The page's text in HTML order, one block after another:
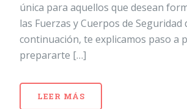
única para aquellos que desean
las Fuerzas y Cuerpos de Seguridad
continuación, te explicamos paso a
prepararte […]
LEER MÁS